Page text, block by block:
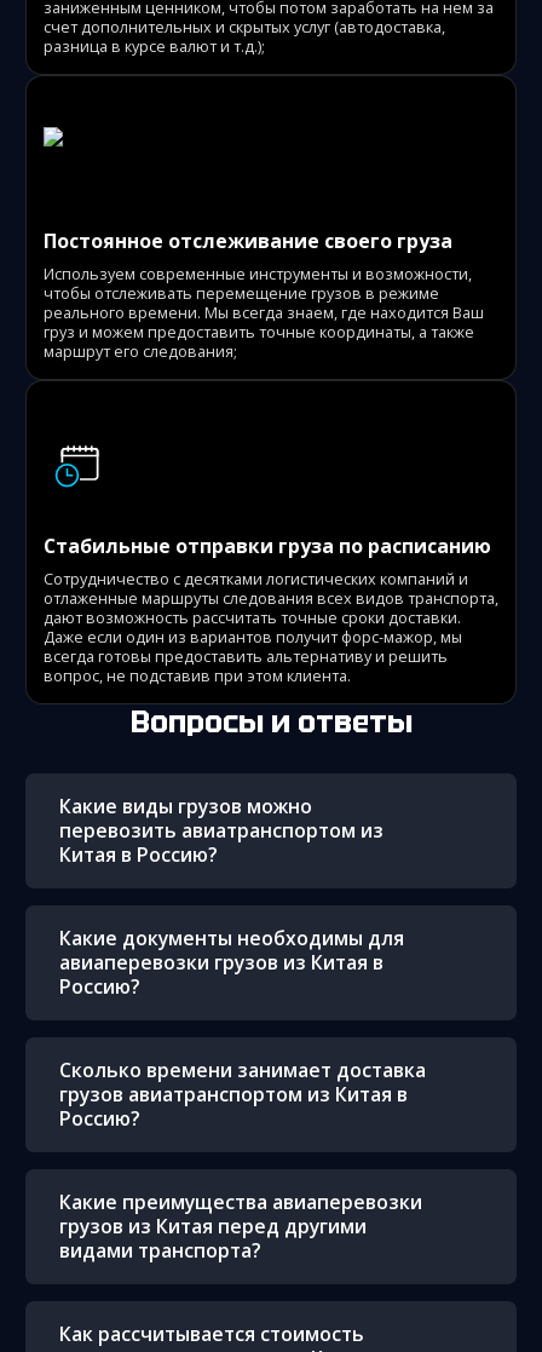
заниженным ценником, чтобы потом заработать на нем за
счет дополнительных и скрытых услуг (автодоставка,
разница в курсе валют и т.д.);
Постоянное отслеживание своего груза
Используем современные инструменты и возможности,
чтобы отслеживать перемещение грузов в режиме
реального времени. Мы всегда знаем, где находится Ваш
груз и можем предоставить точные координаты, а также
маршрут его следования;
Стабильные отправки груза по расписанию
Сотрудничество с десятками логистических компаний и
отлаженные маршруты следования всех видов транспорта,
дают возможность рассчитать точные сроки доставки.
Даже если один из вариантов получит форс-мажор, мы
всегда готовы предоставить альтернативу и решить
вопрос, не подставив при этом клиента.
Вопросы и ответы
Какие виды грузов можно
перевозить авиатранспортом из
Китая в Россию?
Какие документы необходимы для
авиаперевозки грузов из Китая в
Россию?
Сколько времени занимает доставка
грузов авиатранспортом из Китая в
Россию?
Какие преимущества авиаперевозки
грузов из Китая перед другими
видами транспорта?
Как рассчитывается стоимость